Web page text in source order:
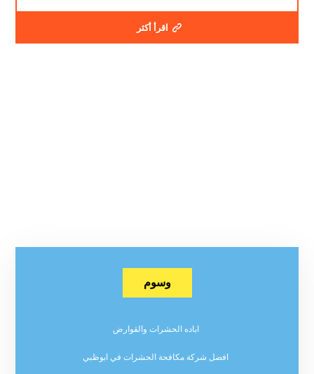
اقرأ أكثر
وسوم
اباده الحشرات والقوارض
افضل شركة مكافحة الحشرات في ابوظبي